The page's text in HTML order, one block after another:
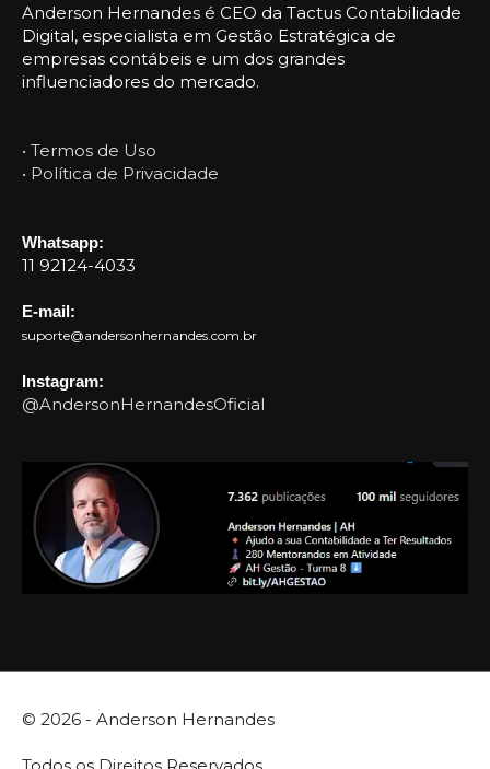
Anderson Hernandes é CEO da Tactus Contabilidade
Digital, especialista em Gestão Estratégica de
empresas contábeis e um dos grandes
influenciadores do mercado.
• Termos de Uso
• Política de Privacidade
Whatsapp:
11 92124-4033
E-mail:
suporte@andersonhernandes.com.br
Instagram:
@AndersonHernandesOficial
© 2026 - Anderson Hernandes